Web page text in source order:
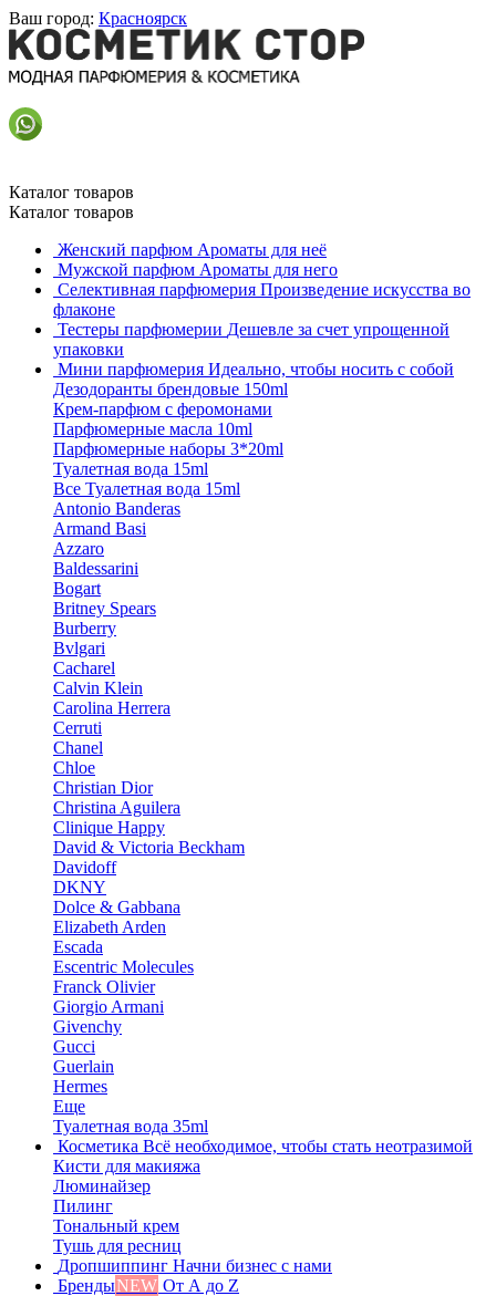
Ваш город: Красноярск
Каталог товаров
Каталог товаров
Женский парфюм Ароматы для неё
Мужской парфюм Ароматы для него
Селективная парфюмерия Произведение искусства во
флаконе
Тестеры парфюмерии Дешевле за счет упрощенной
упаковки
Мини парфюмерия Идеально, чтобы носить с собой
Дезодоранты брендовые 150ml
Крем-парфюм с феромонами
Парфюмерные масла 10ml
Парфюмерные наборы 3*20ml
Туалетная вода 15ml
Все Туалетная вода 15ml
Antonio Banderas
Armand Basi
Azzaro
Baldessarini
Bogart
Britney Spears
Burberry
Bvlgari
Cacharel
Calvin Klein
Carolina Herrera
Cerruti
Chanel
Chloe
Christian Dior
Christina Aguilera
Clinique Happy
David & Victoria Beckham
Davidoff
DKNY
Dolce & Gabbana
Elizabeth Arden
Escada
Escentric Molecules
Franck Olivier
Giorgio Armani
Givenchy
Gucci
Guerlain
Hermes
Еще
Туалетная вода 35ml
Косметика Всё необходимое, чтобы стать неотразимой
Кисти для макияжа
Люминайзер
Пилинг
Тональный крем
Тушь для ресниц
Дропшиппинг Начни бизнес с нами
БрендыNEW От А до Z